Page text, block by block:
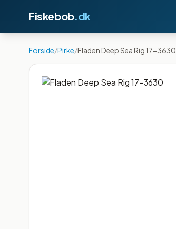
Fiskebob.dk
Forside/Pirke/Fladen Deep Sea Rig 17-3630